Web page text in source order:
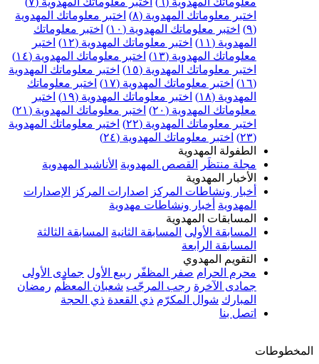
اختبر معلوماتك المهدوية (٨)
اختبر معلوماتك المهدوية
(٩)
اختبر معلوماتك المهدوية (١٠)
اختبر معلوماتك
المهدوية (١١)
اختبر معلوماتك المهدوية (١٢)
اختبر
معلوماتك المهدوية (١٣)
اختبر معلوماتك المهدوية (١٤)
اختبر معلوماتك المهدوية (١٥)
اختبر معلوماتك المهدوية
(١٦)
اختبر معلوماتك المهدوية (١٧)
اختبر معلوماتك
المهدوية (١٨)
اختبر معلوماتك المهدوية (١٩)
اختبر
معلوماتك المهدوية (٢٠)
اختبر معلوماتك المهدوية (٢١)
اختبر معلوماتك المهدوية (٢٢)
اختبر معلوماتك المهدوية
(٢٣)
اختبر معلوماتك المهدوية (٢٤)
الطفولة المهدوية
مجلة منتظَر
القصص المهدوية الأناشيد المهدوية
الأخبار المهدوية
أخبار ونشاطات المركز
اصدارات المركز
الإصدارات
المهدوية أخبار ونشاطات مهدوية
المسابقات المهدوية
المسابقة الأولى المسابقة الثانية المسابقة الثالثة
المسابقة الرابعة
التقويم المهدوي
محرم الحرام صفر المظفّر ربيع الأول جمادى الأولى
جمادى الآخرة رجب المرجّب شعبان المعظّم رمضان
المبارك شوال المكرّم ذي القعدة ذي الحجة
اتصل بنا
المخطوطات